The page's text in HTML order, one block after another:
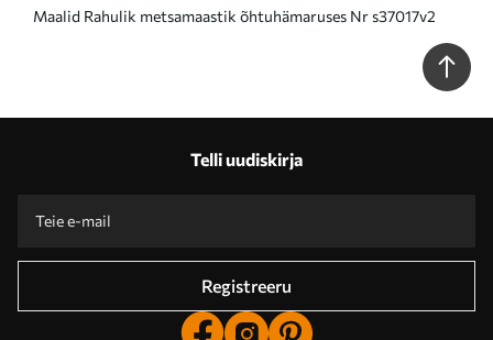
Maalid Rahulik metsamaastik õhtuhämaruses Nr s37017v2
Telli uudiskirja
Registreeru